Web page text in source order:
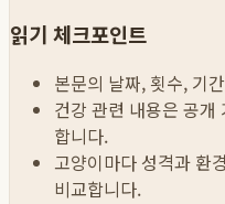
읽기 체크포인트
본문의 날짜, 횟수, 기
건강 관련 내용은 공개
합니다.
고양이마다 성격과 환
비교합니다.